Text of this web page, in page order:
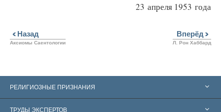
23 апреля 1953 года
Назад
Аксиомы Саентологии
Вперёд
Л. Рон Хаббард
РЕЛИГИОЗНЫЕ ПРИЗНАНИЯ
Соединённые Штаты
ТРУДЫ ЭКСПЕРТОВ